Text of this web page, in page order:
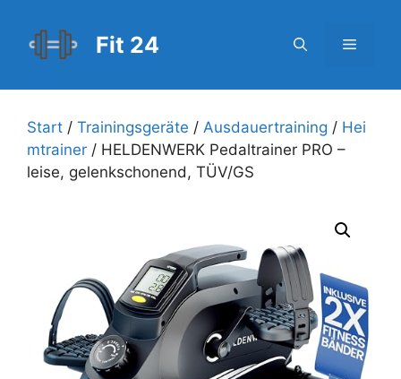
Inhalt
springen
Fit 24 Menü
Start / Trainingsgeräte / Ausdauertraining / Hei
mtrainer / HELDENWERK Pedaltrainer PRO –
leise, gelenkschonend, TÜV/GS